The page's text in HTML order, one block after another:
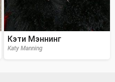
Кэти Мэннинг
Katy Manning